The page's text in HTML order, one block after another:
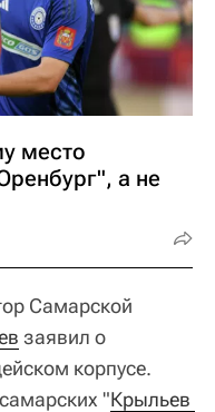
место
а не
Самарской
заявил о
корпусе.
"Крыльев